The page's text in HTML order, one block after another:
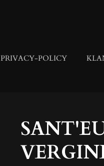
PRIVACY-POLICY